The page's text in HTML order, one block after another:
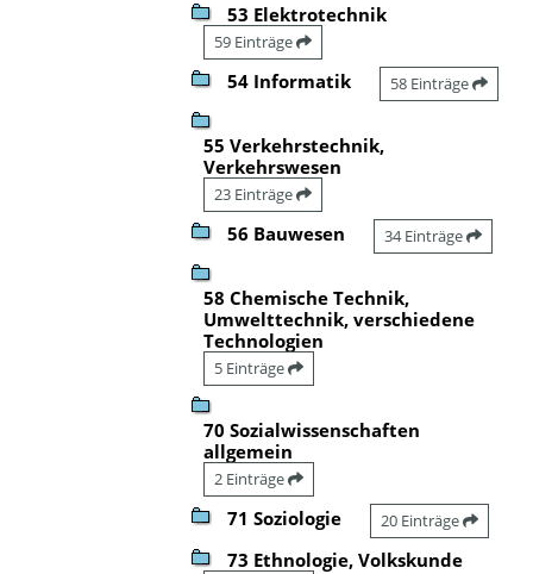
53 Elektrotechnik
59 Einträge
54 Informatik 58 Einträge
55 Verkehrstechnik,
Verkehrswesen
23 Einträge
56 Bauwesen 34 Einträge
58 Chemische Technik,
Umwelttechnik, verschiedene
Technologien
5 Einträge
70 Sozialwissenschaften
allgemein
2 Einträge
71 Soziologie 20 Einträge
73 Ethnologie, Volkskunde